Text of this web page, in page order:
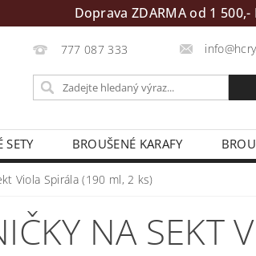
Doprava ZDARMA od 1 500,-
777 087 333
SETY BROUŠENÉ KARAFY
DÁRKY
PÍSKOVÁNÍ - VLASTNÍ
Viola Spirála (190 ml, 2 ks)
NA SEKT